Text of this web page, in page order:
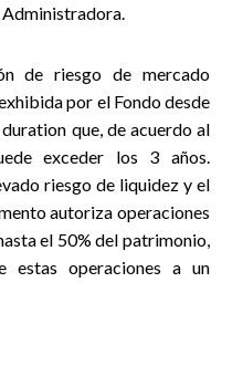
de riesgo de mercado
por el Fondo desde
que, de acuerdo al
exceder los 3 años.
riesgo de liquidez y el
autoriza operaciones
el 50% del patrimonio,
estas operaciones a un